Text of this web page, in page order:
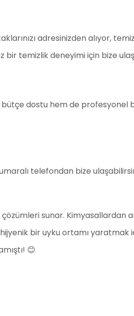
adresinizden alıyor,
temizlik deneyimi için bize
dostu hem de profesyonel
telefondan bize
sunar. Kimyasallardan
bir uyku ortamı yaratmak
😊